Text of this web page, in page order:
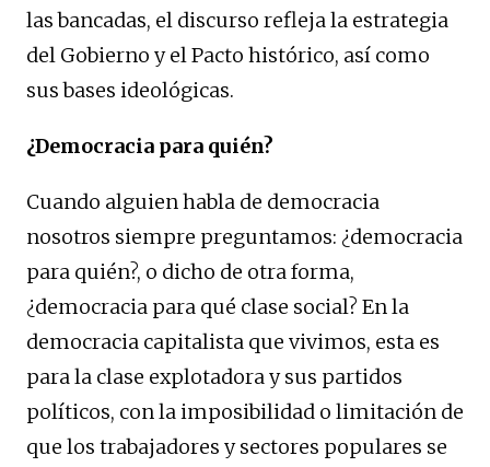
las bancadas, el discurso refleja la estrategia
del Gobierno y el Pacto histórico, así como
sus bases ideológicas.
¿Democracia para quién?
Cuando alguien habla de democracia
nosotros siempre preguntamos: ¿democracia
para quién?, o dicho de otra forma,
¿democracia para qué clase social? En la
democracia capitalista que vivimos, esta es
para la clase explotadora y sus partidos
políticos, con la imposibilidad o limitación de
que los trabajadores y sectores populares se